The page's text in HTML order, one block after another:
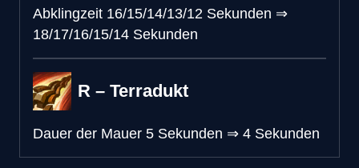
Abklingzeit 16/15/14/13/12 Sekunden ⇒
18/17/16/15/14 Sekunden
R – Terradukt
Dauer der Mauer 5 Sekunden ⇒ 4 Sekunden